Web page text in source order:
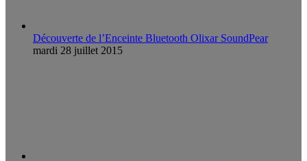
Découverte de l’Enceinte Bluetooth Olixar SoundPear
mardi 28 juillet 2015